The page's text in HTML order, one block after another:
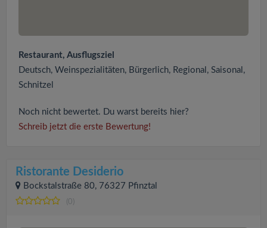
Restaurant, Ausflugsziel
Deutsch, Weinspezialitäten, Bürgerlich, Regional, Saisonal,
Schnitzel
Noch nicht bewertet. Du warst bereits hier?
Schreib jetzt die erste Bewertung!
Ristorante Desiderio
Bockstalstraße 80, 76327 Pfinztal
(0)